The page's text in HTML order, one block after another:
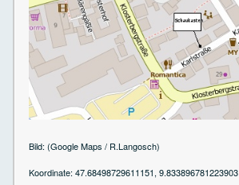
Bild: (Google Maps / R.Langosch)
Koordinate: 47.68498729611151, 9.833896781223903